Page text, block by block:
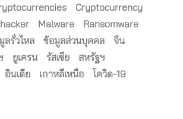
Cryptocurrency
hacker Malware
Ransomware
ลรั่วไหล ข้อมูลส่วนบุคคล
จีน
ยูเครน รัสเซีย
สหรัฐฯ
อินเดีย เกาหลีเหนือ โควิด-19